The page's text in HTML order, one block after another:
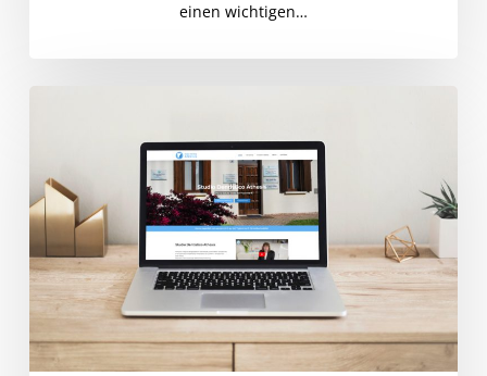
einen wichtigen…
Website
der
Athesis
Dental
Practice